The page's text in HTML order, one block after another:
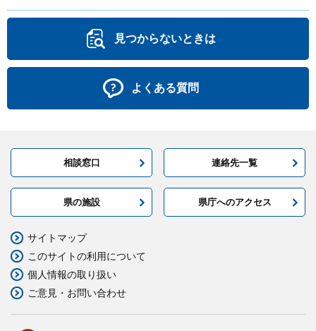
見つからないときは
よくある質問
相談窓口 連絡先一覧
県の施設 県庁へのアクセス
サイトマップ
このサイトの利用について
個人情報の取り扱い
ご意見・お問い合わせ